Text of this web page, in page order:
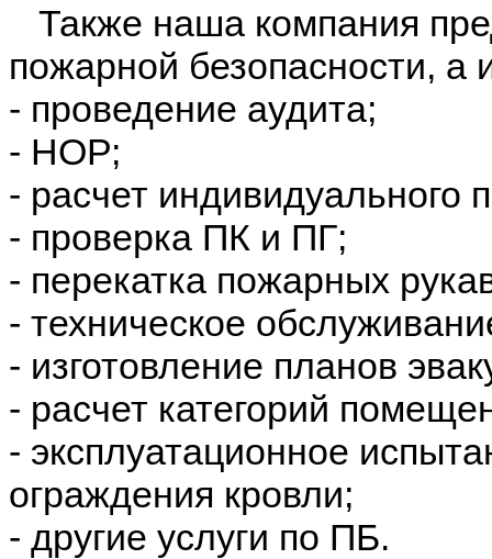
Также наша компания
пожарной безопасности, а
- проведение аудита;
- НОР;
- расчет индивидуального
- проверка ПК и ПГ;
- перекатка пожарных
- техническое
- изготовление планов
- расчет категорий
- эксплуатационное
ограждения кровли;
- другие услуги по ПБ.